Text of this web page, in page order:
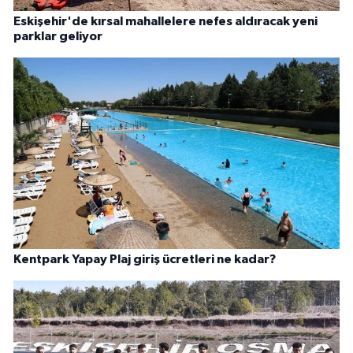
Eskişehir'de kırsal mahallelere nefes aldıracak yeni
parklar geliyor
Kentpark Yapay Plaj giriş ücretleri ne kadar?